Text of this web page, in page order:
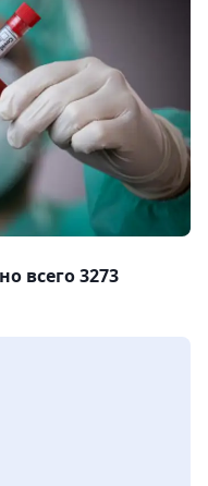
всего 3273